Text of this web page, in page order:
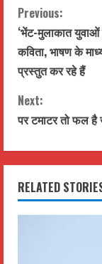
C
o
n
t
n
u
Previous:
‘भेंट-मुलाकात युवाओं
कविता, भाषण के
प्रस्तुत कर रहे हैं
Next:
पर टमाटर तो फल है
RELATED